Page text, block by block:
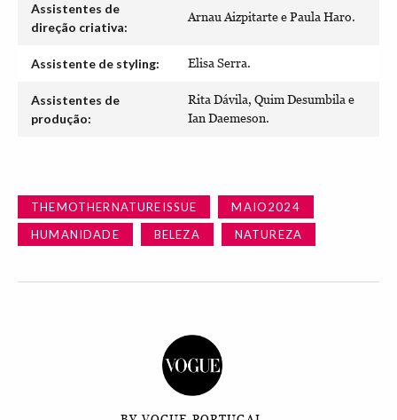
Assistentes de
direção criativa:
Arnau Aizpitarte e Paula Haro.
Assistente de styling: Elisa Serra.
Assistentes de
produção:
Rita Dávila, Quim Desumbila e
Ian Daemeson.
THEMOTHERNATUREISSUE
MAIO2024
HUMANIDADE
BELEZA NATUREZA